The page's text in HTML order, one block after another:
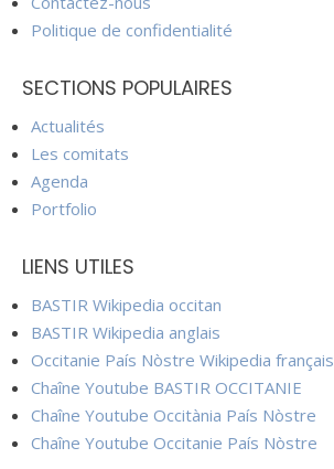
Politique de confidentialité
SECTIONS POPULAIRES
Actualités
Les comitats
Agenda
Portfolio
LIENS UTILES
BASTIR Wikipedia occitan
BASTIR Wikipedia anglais
Occitanie País Nòstre Wikipedia français
Chaîne Youtube BASTIR OCCITANIE
Chaîne Youtube Occitània País Nòstre
Chaîne Youtube Occitanie País Nòstre